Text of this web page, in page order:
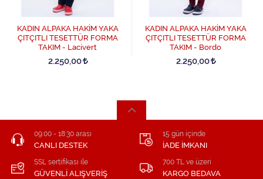
KADIN ALPAKA HAKİM YAKA
ÇITÇITLI TESETTÜR FORMA
TAKIM - Lacivert
2.250,00
KADIN ALPAKA HAKİM YAKA
ÇITÇITLI TESETTÜR FORMA
TAKIM - Bordo
2.250,00
09:00 - 18:30 arası
CANLI DESTEK
15 gün içinde
İADE İMKANI
SSL sertifikası ile
GÜVENLİ ALIŞVERİŞ
700 TL ve üzeri
KARGO BEDAVA